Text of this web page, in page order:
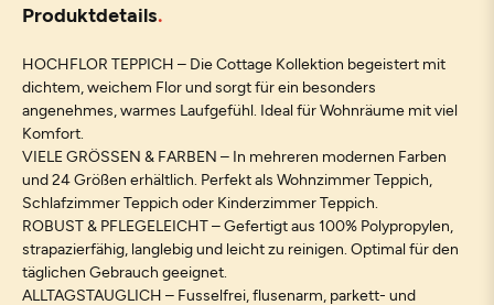
Produktdetails
HOCHFLOR TEPPICH – Die Cottage Kollektion begeistert mit
dichtem, weichem Flor und sorgt für ein besonders
angenehmes, warmes Laufgefühl. Ideal für Wohnräume mit viel
Komfort.
VIELE GRÖSSEN & FARBEN – In mehreren modernen Farben
und 24 Größen erhältlich. Perfekt als Wohnzimmer Teppich,
Schlafzimmer Teppich oder Kinderzimmer Teppich.
ROBUST & PFLEGELEICHT – Gefertigt aus 100% Polypropylen,
strapazierfähig, langlebig und leicht zu reinigen. Optimal für den
täglichen Gebrauch geeignet.
ALLTAGSTAUGLICH – Fusselfrei, flusenarm, parkett- und